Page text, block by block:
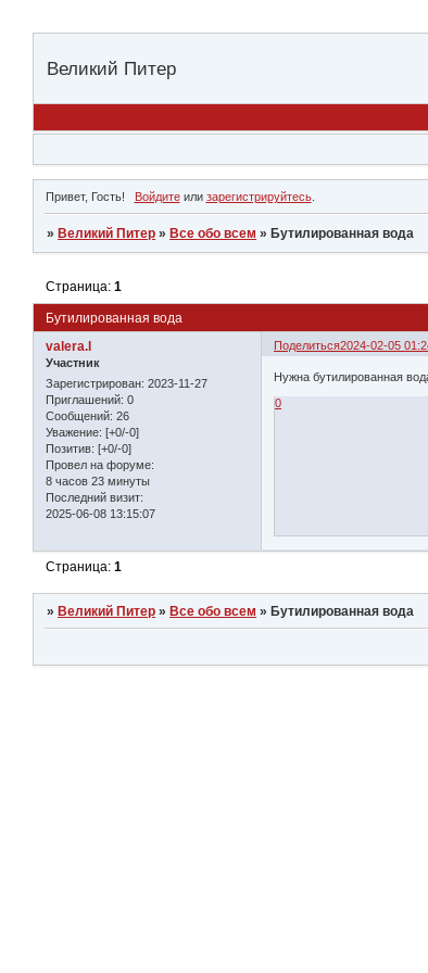
Великий Питер
Привет, Гость! Войдитеили зарегистрируйтесь.
» Великий Питер » Все обо всем » Бутилированная вода
Бутилированная вода
Страница:1
Поделиться2024-02-05
valera.l
Участник
Зарегистрирован: 2023-11-27
Приглашений: 0
Сообщений: 26
Уважение: [+0/-0]
Позитив: [+0/-0]
Провел на форуме:
8 часов 23 минуты
Последний визит:
2025-06-08 13:15:07
Нужна бутилированная
0
Страница:1
» Великий Питер » Все обо всем » Бутилированная вода